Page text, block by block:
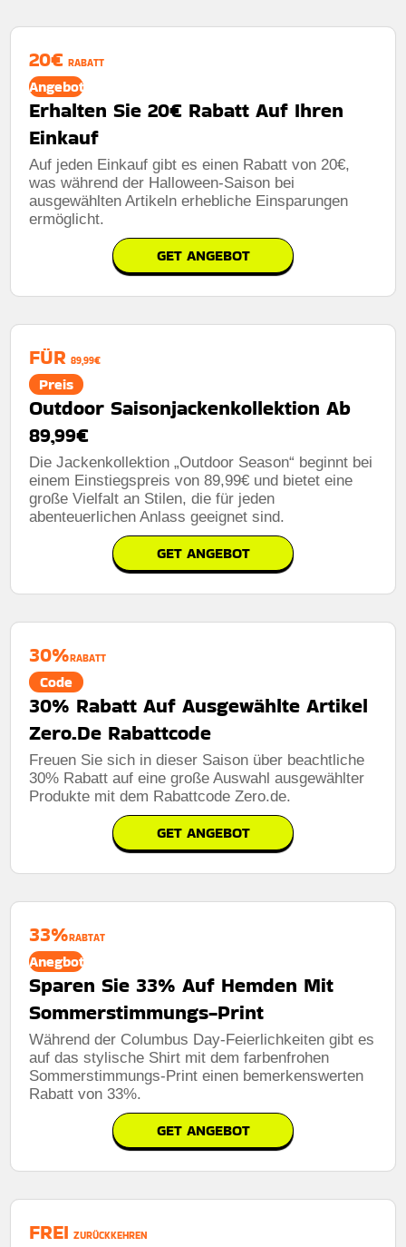
20€ RABATT
Angebot
Erhalten Sie 20€ Rabatt Auf Ihren
Einkauf
Auf jeden Einkauf gibt es einen Rabatt von 20€,
was während der Halloween-Saison bei
ausgewählten Artikeln erhebliche Einsparungen
ermöglicht.
GET ANGEBOT
FÜR 89,99€
Preis
Outdoor Saisonjackenkollektion Ab
89,99€
Die Jackenkollektion „Outdoor Season“ beginnt bei
einem Einstiegspreis von 89,99€ und bietet eine
große Vielfalt an Stilen, die für jeden
abenteuerlichen Anlass geeignet sind.
GET ANGEBOT
30%RABATT
Code
30% Rabatt Auf Ausgewählte Artikel
Zero.De Rabattcode
Freuen Sie sich in dieser Saison über beachtliche
30% Rabatt auf eine große Auswahl ausgewählter
Produkte mit dem Rabattcode Zero.de.
GET ANGEBOT
33%RABTAT
Anegbot
Sparen Sie 33% Auf Hemden Mit
Sommerstimmungs-Print
Während der Columbus Day-Feierlichkeiten gibt es
auf das stylische Shirt mit dem farbenfrohen
Sommerstimmungs-Print einen bemerkenswerten
Rabatt von 33%.
GET ANGEBOT
FREI ZURÜCKKEHREN